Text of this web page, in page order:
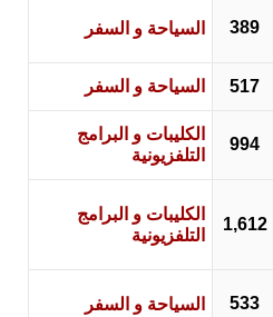
389 السياحة و السفر
517 السياحة و السفر
994
الكليبات و البرامج
التلفزيونية
الكليبات و البرامج
التلفزيونية
533 السياحة و السفر